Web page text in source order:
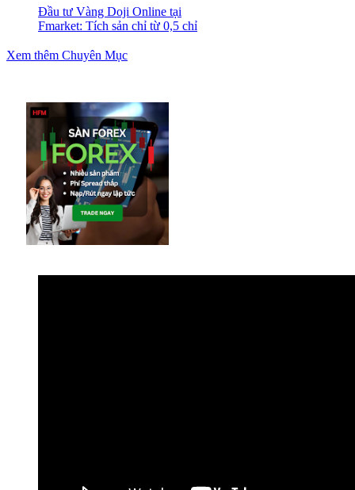
Đầu tư Vàng Doji Online tại
Fmarket: Tích sản chỉ từ 0,5 chỉ
Xem thêm Chuyên Mục